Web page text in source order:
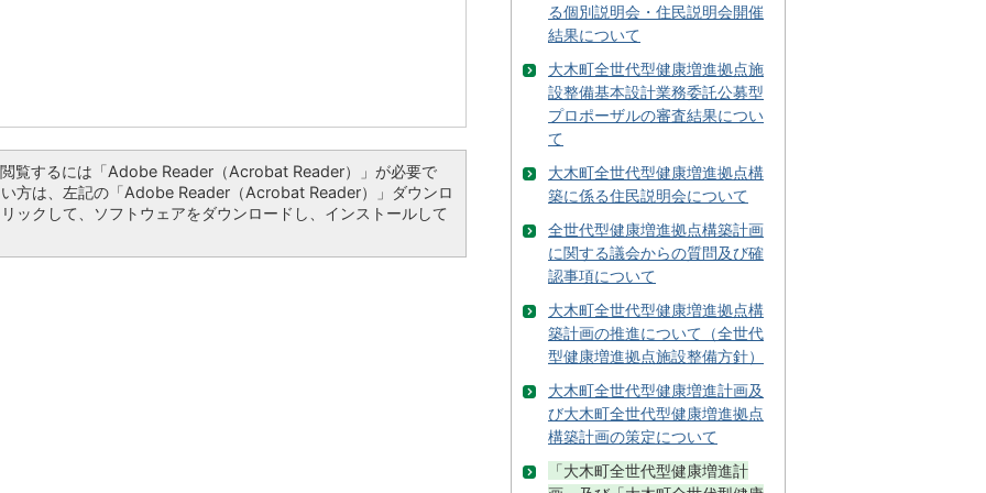
覧するには「Adobe Reader（Acrobat Reader）」が必要で
方は、左記の「Adobe Reader（Acrobat Reader）」ダウンロ
ックして、ソフトウェアをダウンロードし、インストールして
る個別説明会・住民説明会開催
結果について
大木町全世代型健康増進拠点施
設整備基本設計業務委託公募型
プロポーザルの審査結果につい
て
大木町全世代型健康増進拠点構
築に係る住民説明会について
全世代型健康増進拠点構築計画
に関する議会からの質問及び確
認事項について
大木町全世代型健康増進拠点構
築計画の推進について（全世代
型健康増進拠点施設整備方針）
大木町全世代型健康増進計画及
び大木町全世代型健康増進拠点
構築計画の策定について
「大木町全世代型健康増進計